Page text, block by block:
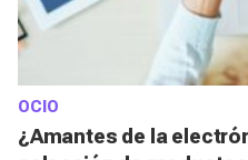
OCIO
¿Amantes de la